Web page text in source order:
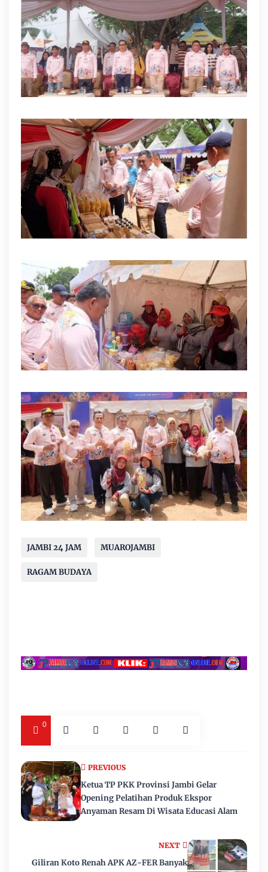
JAMBI 24 JAM MUAROJAMBI
RAGAM BUDAYA
0
NEXT
Giliran Koto Renah APK AZ-FER Banyak
PREVIOUS
Ketua TP PKK Provinsi Jambi Gelar
Opening Pelatihan Produk Ekspor
Anyaman Resam Di Wisata Educasi Alam